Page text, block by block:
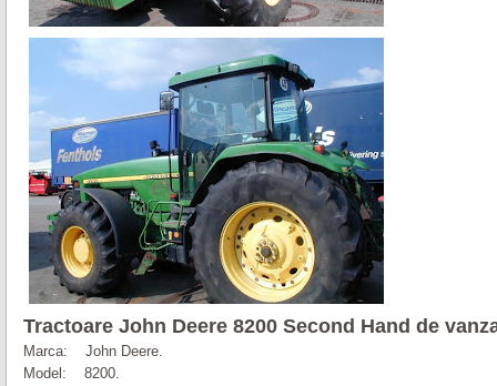
Tractoare John Deere 8200 Second Hand de
Marca: John Deere
Model: 8200